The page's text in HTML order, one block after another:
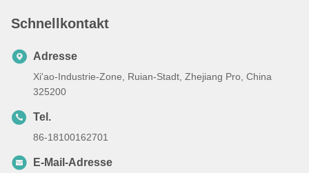
Schnellkontakt
Adresse
Xi'ao-Industrie-Zone, Ruian-Stadt, Zhejiang Pro, China
325200
Tel.
86-18100162701
E-Mail-Adresse